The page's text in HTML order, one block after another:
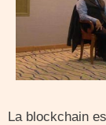
La blockchain